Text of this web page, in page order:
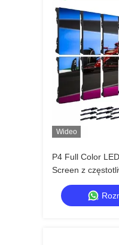
Wideo
P4 Full Color
Screen z
7680Hz i
HD Video Wall